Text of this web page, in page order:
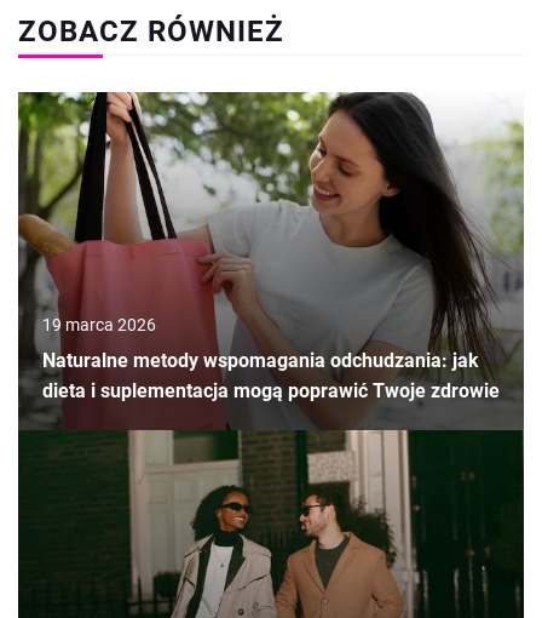
ZOBACZ RÓWNIEŻ
19 marca 2026
Naturalne metody wspomagania odchudzania: jak
dieta i suplementacja mogą poprawić Twoje zdrowie